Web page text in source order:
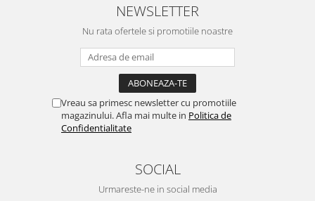
NEWSLETTER
Nu rata ofertele si promotiile noastre
Vreau sa primesc newsletter cu promotiile
magazinului. Afla mai multe in Politica de
Confidentialitate
SOCIAL
Urmareste-ne in social media